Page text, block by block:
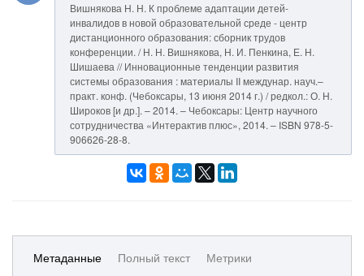
Вишнякова Н. Н. К проблеме адаптации детей-
инвалидов в новой образовательной среде - центр
дистанционного образования: сборник трудов
конференции. / Н. Н. Вишнякова, Н. И. Пенкина, Е. Н.
Шишаева // Инновационные тенденции развития
системы образования : материалы II междунар. науч.–
практ. конф. (Чебоксары, 13 июня 2014 г.) / редкол.: О. Н.
Широков [и др.]. – 2014. – Чебоксары: Центр научного
сотрудничества «Интерактив плюс», 2014. – ISBN 978-5-
906626-28-8.
Метаданные Полный текст Метрики